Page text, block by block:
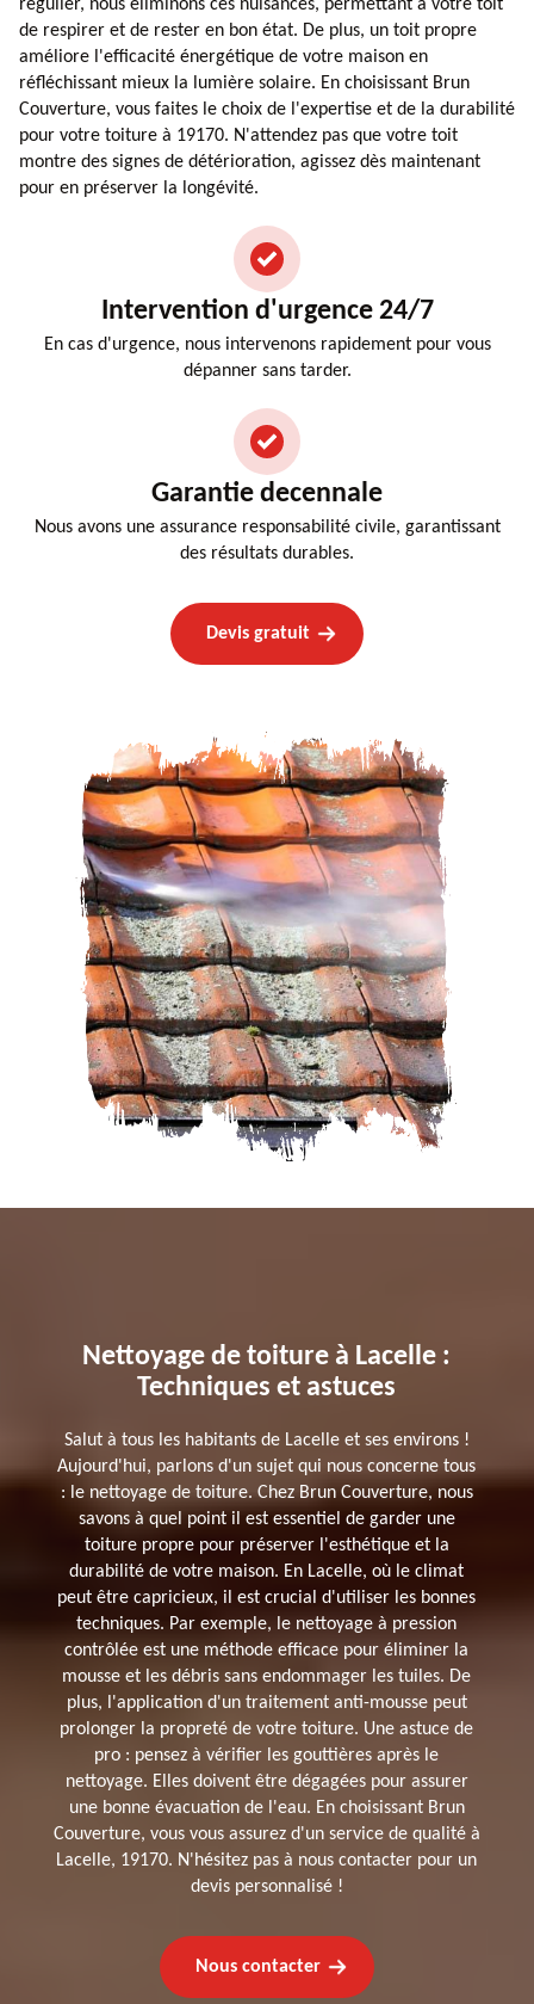
régulier, nous éliminons ces nuisances, permettant à votre toit
de respirer et de rester en bon état. De plus, un toit propre
améliore l'efficacité énergétique de votre maison en
réfléchissant mieux la lumière solaire. En choisissant Brun
Couverture, vous faites le choix de l'expertise et de la durabilité
pour votre toiture à 19170. N'attendez pas que votre toit
montre des signes de détérioration, agissez dès maintenant
pour en préserver la longévité.
Intervention d'urgence 24/7
En cas d'urgence, nous intervenons rapidement pour vous
dépanner sans tarder.
Garantie decennale
Nous avons une assurance responsabilité civile, garantissant
des résultats durables.
Devis gratuit
Nettoyage de toiture à Lacelle :
Techniques et astuces
Salut à tous les habitants de Lacelle et ses environs !
Aujourd'hui, parlons d'un sujet qui nous concerne tous
: le nettoyage de toiture. Chez Brun Couverture, nous
savons à quel point il est essentiel de garder une
toiture propre pour préserver l'esthétique et la
durabilité de votre maison. En Lacelle, où le climat
peut être capricieux, il est crucial d'utiliser les bonnes
techniques. Par exemple, le nettoyage à pression
contrôlée est une méthode efficace pour éliminer la
mousse et les débris sans endommager les tuiles. De
plus, l'application d'un traitement anti-mousse peut
prolonger la propreté de votre toiture. Une astuce de
pro : pensez à vérifier les gouttières après le
nettoyage. Elles doivent être dégagées pour assurer
une bonne évacuation de l'eau. En choisissant Brun
Couverture, vous vous assurez d'un service de qualité à
Lacelle, 19170. N'hésitez pas à nous contacter pour un
devis personnalisé !
Nous contacter